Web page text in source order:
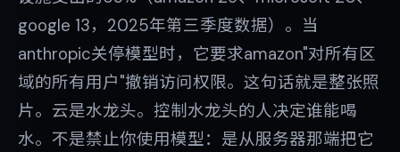
google 13，2025年第三季度数据）。当
anthropic关停模型时，它要求amazon"对所有区
域的所有用户"撤销访问权限。这句话就是整张照
片。云是水龙头。控制水龙头的人决定谁能喝
水。不是禁止你使用模型：是从服务器那端把它